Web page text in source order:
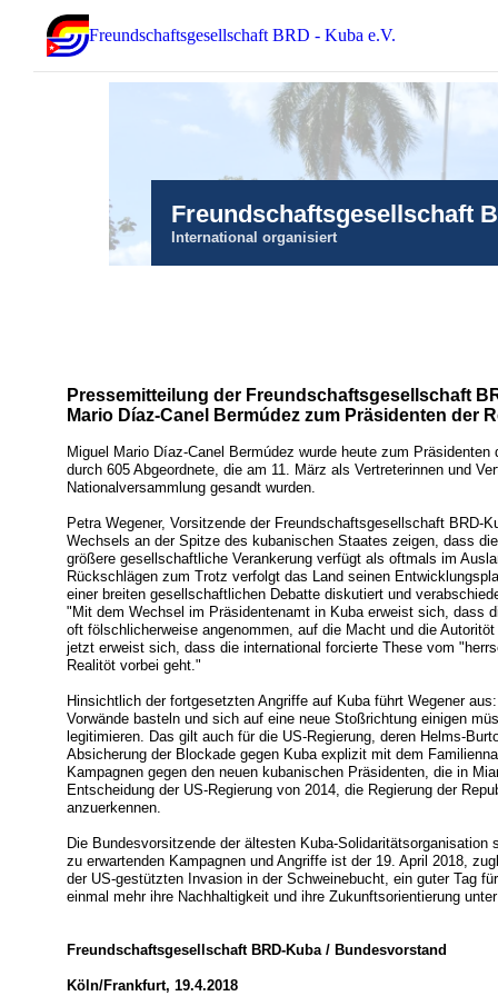
Freundschaftsgesellschaft BRD - Kuba e.V.
Freundschaftsgesellschaft
International organisiert
Pressemitteilung der Freundschaftsgesellschaft
Mario Díaz-Canel Bermúdez zum Präsidenten der
Miguel Mario Díaz-Canel Bermúdez wurde heute zum
durch 605 Abgeordnete, die am 11. März als Vertreterinnen und
Nationalversammlung gesandt wurden.
Petra Wegener, Vorsitzende der Freundschaftsgesellschaft BRD-
Wechsels an der Spitze des kubanischen Staates zeigen, dass
größere gesellschaftliche Verankerung verfügt als oftmals im
Rückschlägen zum Trotz verfolgt das Land seinen
einer breiten gesellschaftlichen Debatte diskutiert und
"Mit dem Wechsel im Präsidentenamt in Kuba erweist sich, dass
oft fölschlicherweise angenommen, auf die Macht und die
jetzt erweist sich, dass die international forcierte These vom
Realitöt vorbei geht."
Hinsichtlich der fortgesetzten Angriffe auf Kuba führt Wegener
Vorwände basteln und sich auf eine neue Stoßrichtung einigen
legitimieren. Das gilt auch für die US-Regierung, deren Helms-
Absicherung der Blockade gegen Kuba explizit mit dem
Kampagnen gegen den neuen kubanischen Präsidenten, die in
Entscheidung der US-Regierung von 2014, die Regierung der
anzuerkennen.
Die Bundesvorsitzende der ältesten Kuba-
zu erwartenden Kampagnen und Angriffe ist der 19. April 2018,
der US-gestützten Invasion in der Schweinebucht, ein guter Tag
einmal mehr ihre Nachhaltigkeit und ihre Zukunftsorientierung
Freundschaftsgesellschaft BRD-Kuba / Bundesvorstand
Köln/Frankfurt, 19.4.2018